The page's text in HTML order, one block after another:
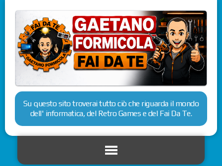
Su questo sito troverai tutto ciò che riguarda il mondo
dell' informatica, del Retro Games e del Fai Da Te.